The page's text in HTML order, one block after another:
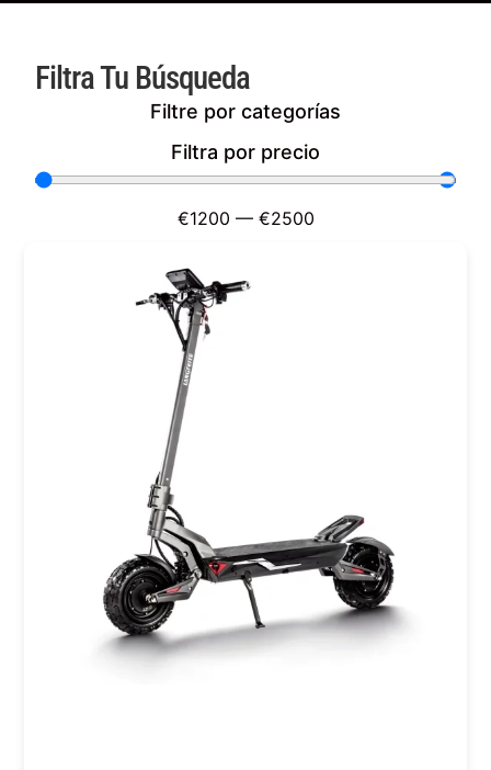
Filtra Tu Búsqueda
Filtre por categorías
Filtra por precio
€1200 — €2500